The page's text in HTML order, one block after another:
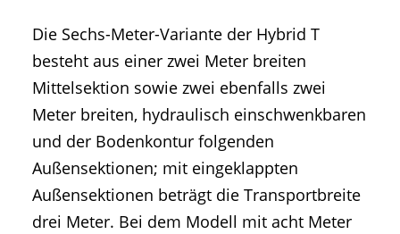
Die Sechs-Meter-Variante der Hybrid T
besteht aus einer zwei Meter breiten
Mittelsektion sowie zwei ebenfalls zwei
Meter breiten, hydraulisch einschwenkbaren
und der Bodenkontur folgenden
Außensektionen; mit eingeklappten
Außensektionen beträgt die Transportbreite
drei Meter. Bei dem Modell mit acht Meter